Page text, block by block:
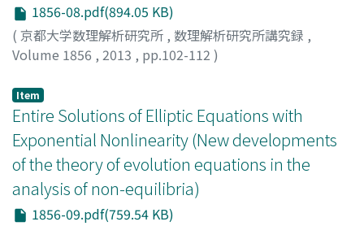
1856-08.pdf(894.05 KB)
( 京都大学数理解析研究所 , 数理解析研究所講究録 ,
Volume 1856 , 2013 , pp.102-112 )
Item
Entire Solutions of Elliptic Equations with
Exponential Nonlinearity (New developments
of the theory of evolution equations in the
analysis of non-equilibria)
1856-09.pdf(759.54 KB)